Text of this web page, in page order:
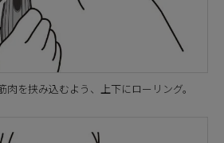
を挟み込むよう、上下にローリング。